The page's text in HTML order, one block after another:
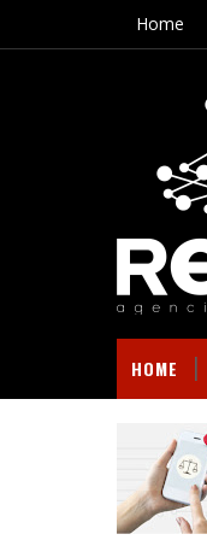
Home
HOME